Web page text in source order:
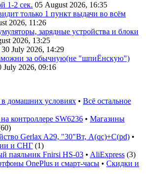
1-2 сек. 05 August 2026, 16:35
только 1 пункт выдачи во всём
2026, 11:26
зарядные устройства и блоки
2026, 13:25
30 July 2026, 14:29
за обычную(не "шпиЁнскую")
July 2026, 09:16
домашних условиях • Всё остальное
контроллере SW6236 • Магазины
60)
Gerlax A29, "30"Вт, A(qc)+C(pd) •
и СНГ (1)
паяльник Fnirsi HS-03 • AliExpress (3)
OnePlus и смарт-часы • Скидки и